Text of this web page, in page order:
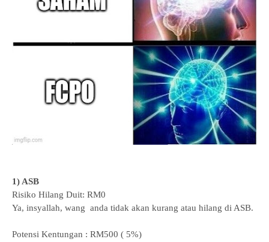
1) ASB
Risiko Hilang Duit: RM0
Ya, insyallah, wang anda tidak akan kurang atau hilang di ASB.
Potensi Kentungan : RM500 ( 5%)